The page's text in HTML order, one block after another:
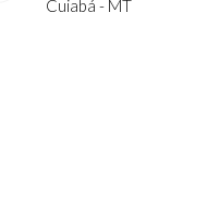
Cuiabá - MT